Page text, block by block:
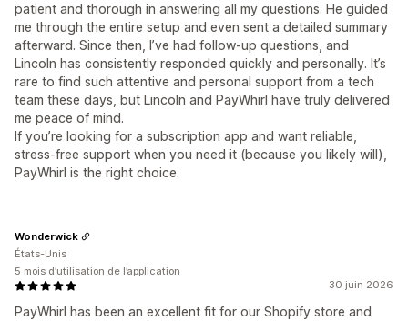
patient and thorough in answering all my questions. He guided
me through the entire setup and even sent a detailed summary
afterward. Since then, I’ve had follow-up questions, and
Lincoln has consistently responded quickly and personally. It’s
rare to find such attentive and personal support from a tech
team these days, but Lincoln and PayWhirl have truly delivered
me peace of mind.
If you’re looking for a subscription app and want reliable,
stress-free support when you need it (because you likely will),
PayWhirl is the right choice.
30 juin 2026
PayWhirl has been an excellent fit for our Shopify store and
Wonderwick
États-Unis
5 mois d’utilisation de l’application